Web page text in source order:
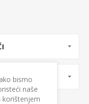
bismo
naše
korištenjem